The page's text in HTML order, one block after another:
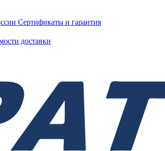
Сертификаты и гарантия
доставки